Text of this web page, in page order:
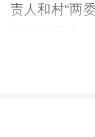
责人和村“两
和困难群众
多走访，深